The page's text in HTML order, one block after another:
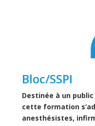
Bloc/SSPI
Destinée à un
cette formation
anesthésistes,